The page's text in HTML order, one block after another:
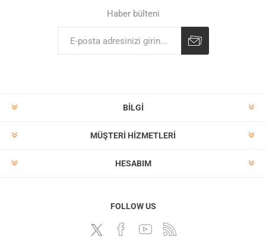
Haber bülteni
BILGI
MÜŞTERI HIZMETLERI
HESABIM
FOLLOW US